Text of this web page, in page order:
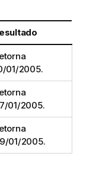
01/2005.
01/2005.
01/2005.